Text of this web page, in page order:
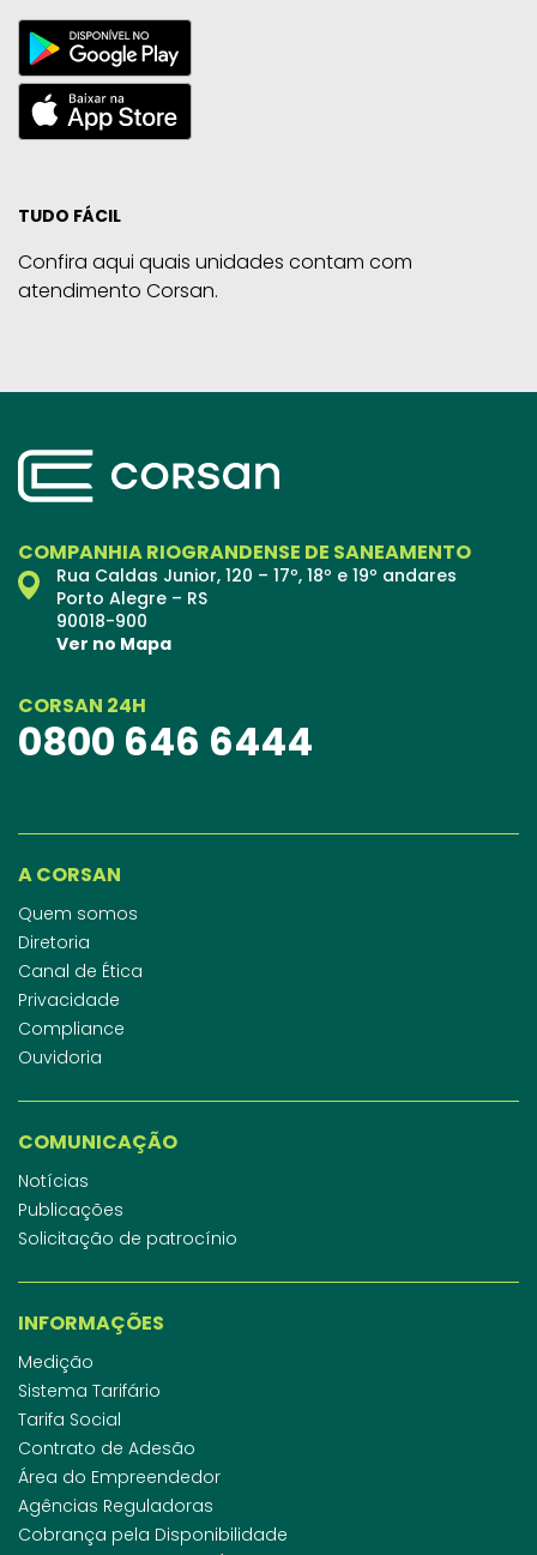
TUDO FÁCIL
Confira aqui quais unidades contam com
atendimento Corsan.
COMPANHIA RIOGRANDENSE DE SANEAMENTO
Rua Caldas Junior, 120 – 17º, 18º e 19º andares
Porto Alegre – RS
90018-900
Ver no Mapa
CORSAN 24H
0800 646 6444
A CORSAN
Quem somos
Diretoria
Canal de Ética
Privacidade
Compliance
Ouvidoria
COMUNICAÇÃO
Notícias
Publicações
Solicitação de patrocínio
INFORMAÇÕES
Medição
Sistema Tarifário
Tarifa Social
Contrato de Adesão
Área do Empreendedor
Agências Reguladoras
Cobrança pela Disponibilidade